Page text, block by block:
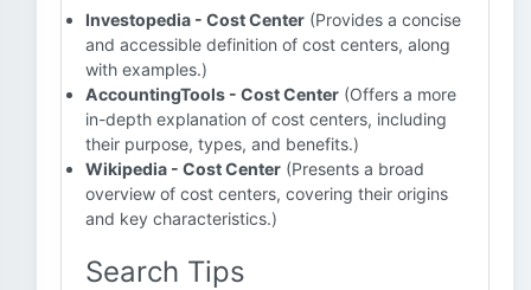
Investopedia - Cost Center (Provides a concise
and accessible definition of cost centers, along
with examples.)
AccountingTools - Cost Center (Offers a more
in-depth explanation of cost centers, including
their purpose, types, and benefits.)
Wikipedia - Cost Center (Presents a broad
overview of cost centers, covering their origins
and key characteristics.)
Search Tips